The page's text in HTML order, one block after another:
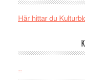
i
Här hittar du
..